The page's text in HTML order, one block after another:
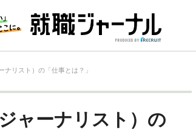
ナリスト）の「仕事とは？」
ャーナリスト）の